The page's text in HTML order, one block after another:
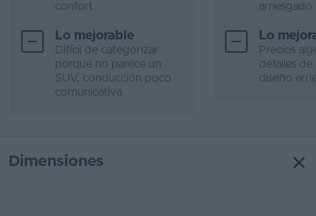
confort
Lo mejorable
Difícil de categorizar
porque no parece un
SUV, conducción poco
comunicativa
arriesgado
Lo
Precios
detalles de
diseño
Dimensiones